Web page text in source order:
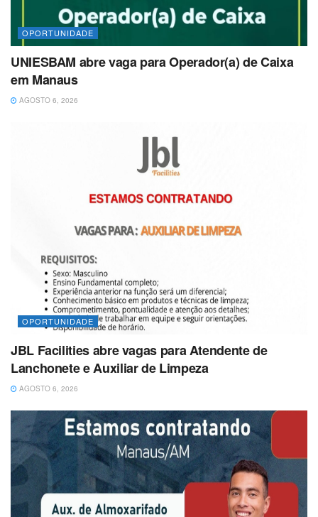
OPORTUNIDADE
UNIESBAM abre vaga para Operador(a) de Caixa
em Manaus
AGOSTO 6, 2026
OPORTUNIDADE
JBL Facilities abre vagas para Atendente de
Lanchonete e Auxiliar de Limpeza
AGOSTO 6, 2026